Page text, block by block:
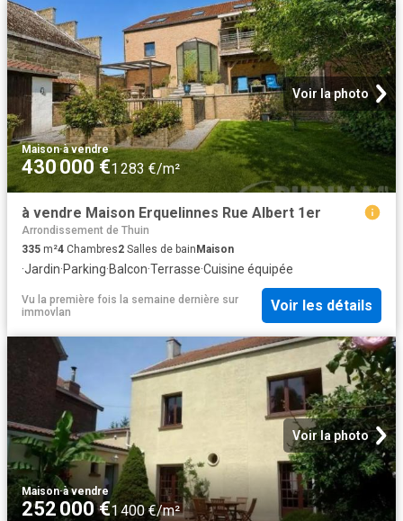
Voir la photo
Maison·à vendre
430 000 €1 283 €/m²
à vendre Maison Erquelinnes Rue Albert 1er
Arrondissement de Thuin
335 m²4 Chambres2 Salles de bain Maison
·Jardin·Parking·Balcon·Terrasse·Cuisine équipée
Vu la première fois la semaine dernière sur
immovlan
Voir les détails
Voir la photo
Maison·à vendre
252 000 €1 400 €/m²